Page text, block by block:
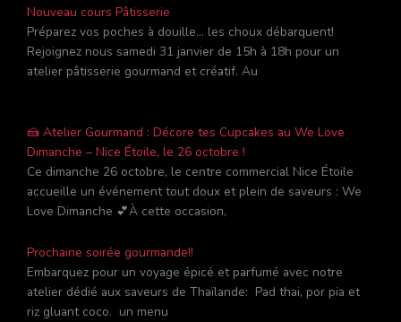
Nouveau cours Pâtisserie
Préparez vos poches à douille… les choux débarquent!
Rejoignez nous samedi 31 janvier de 15h à 18h pour un
atelier pâtisserie gourmand et créatif. Au
🍰 Atelier Gourmand : Décore tes Cupcakes au We Love
Dimanche – Nice Étoile, le 26 octobre !
Ce dimanche 26 octobre, le centre commercial Nice Étoile
accueille un événement tout doux et plein de saveurs : We
Love Dimanche 💕À cette occasion,
Prochaine soirée gourmande!!
Embarquez pour un voyage épicé et parfumé avec notre
atelier dédié aux saveurs de Thaïlande: Pad thai, por pia et
riz gluant coco. un menu